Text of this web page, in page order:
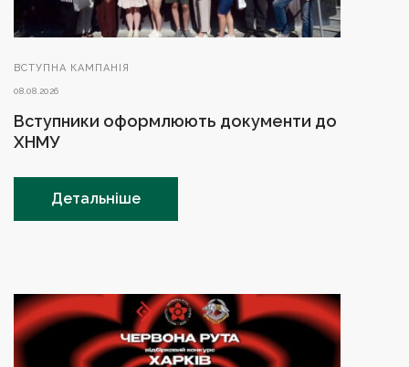
ВСТУПНА КАМПАНІЯ
08.08.2026
Вступники оформлюють документи до
ХНМУ
Детальніше